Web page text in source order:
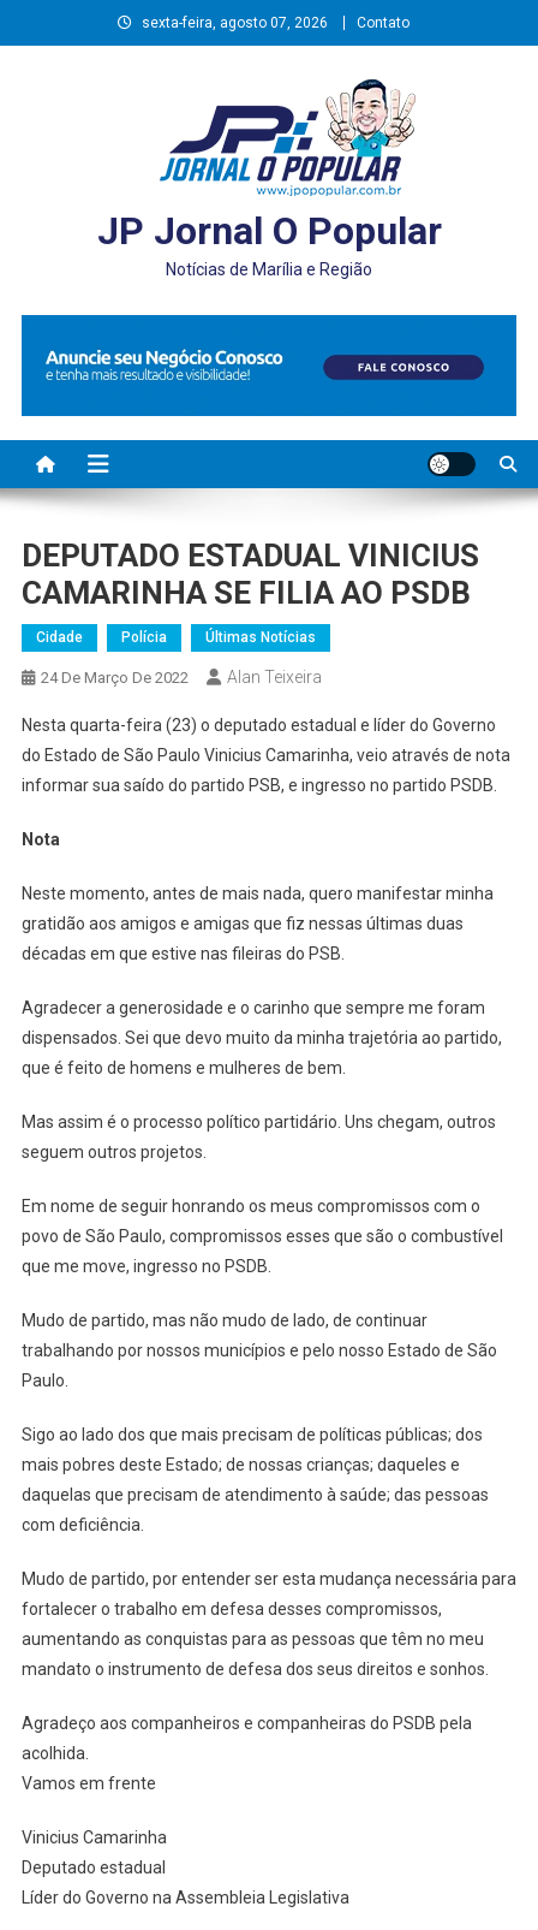
to
sexta-feira, agosto 07, 2026 Contato
JP Jornal O Popular
Notícias de Marília e Região
DEPUTADO ESTADUAL VINICIUS
CAMARINHA SE FILIA AO PSDB
Cidade Polícia Últimas Notícias
24 De Março De 2022 Alan Teixeira
Nesta quarta-feira (23) o deputado estadual e líder do Governo
do Estado de São Paulo Vinicius Camarinha, veio através de nota
informar sua saído do partido PSB, e ingresso no partido PSDB.
Nota
Neste momento, antes de mais nada, quero manifestar minha
gratidão aos amigos e amigas que fiz nessas últimas duas
décadas em que estive nas fileiras do PSB.
Agradecer a generosidade e o carinho que sempre me foram
dispensados. Sei que devo muito da minha trajetória ao partido,
que é feito de homens e mulheres de bem.
Mas assim é o processo político partidário. Uns chegam, outros
seguem outros projetos.
Em nome de seguir honrando os meus compromissos com o
povo de São Paulo, compromissos esses que são o combustível
que me move, ingresso no PSDB.
Mudo de partido, mas não mudo de lado, de continuar
trabalhando por nossos municípios e pelo nosso Estado de São
Paulo.
Sigo ao lado dos que mais precisam de políticas públicas; dos
mais pobres deste Estado; de nossas crianças; daqueles e
daquelas que precisam de atendimento à saúde; das pessoas
com deficiência.
Mudo de partido, por entender ser esta mudança necessária para
fortalecer o trabalho em defesa desses compromissos,
aumentando as conquistas para as pessoas que têm no meu
mandato o instrumento de defesa dos seus direitos e sonhos.
Agradeço aos companheiros e companheiras do PSDB pela
acolhida.
Vamos em frente
Vinicius Camarinha
Deputado estadual
Líder do Governo na Assembleia Legislativa